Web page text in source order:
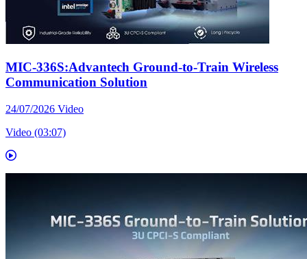
MIC-336S:Advantech Ground-to-Train Wireless
Communication Solution
24/07/2026 Video
Video (03:07)